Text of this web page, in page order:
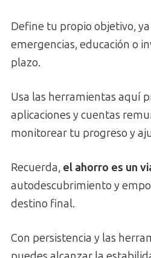
Define tu propio objetivo, ya
emergencias, educación o
plazo.
Usa las herramientas aquí
aplicaciones y cuentas
monitorear tu progreso y
Recuerda, el ahorro es un
autodescubrimiento y
destino final.
Con persistencia y las